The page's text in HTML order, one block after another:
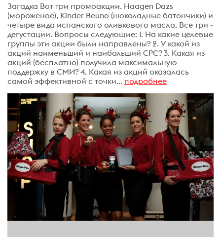
Загадка Вот три промоакции. Haagen Dazs
(мороженое), Kinder Beuno (шоколадные батончики) и
четыре вида испанского оливкового масла. Все три -
дегустации. Вопросы следующие: 1. На какие целевые
группы эти акции были направлены? 2. У какой из
акций наименьший и наибольший CPC? 3. Какая из
акций (бесплатно) получила максимальную
поддержку в СМИ? 4. Какая из акций оказалась
самой эффективной с точки... подробнее